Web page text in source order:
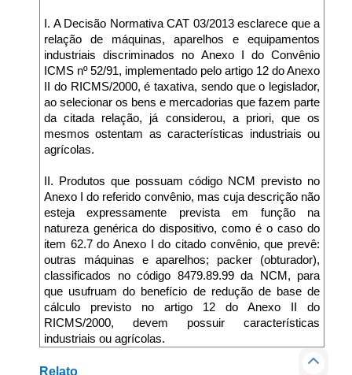
I. A Decisão Normativa CAT 03/2013 esclarece que a
relação de máquinas, aparelhos e equipamentos
industriais discriminados no Anexo I do Convênio
ICMS nº 52/91, implementado pelo artigo 12 do Anexo
II do RICMS/2000, é taxativa, sendo que o legislador,
ao selecionar os bens e mercadorias que fazem parte
da citada relação, já considerou, a priori, que os
mesmos ostentam as características industriais ou
agrícolas.
II. Produtos que possuam código NCM previsto no
Anexo I do referido convênio, mas cuja descrição não
esteja expressamente prevista em função na
natureza genérica do dispositivo, como é o caso do
item 62.7 do Anexo I do citado convênio, que prevê:
outras máquinas e aparelhos; packer (obturador),
classificados no código 8479.89.99 da NCM, para
que usufruam do benefício de redução de base de
cálculo previsto no artigo 12 do Anexo II do
RICMS/2000, devem possuir características
industriais ou agrícolas.
Relato